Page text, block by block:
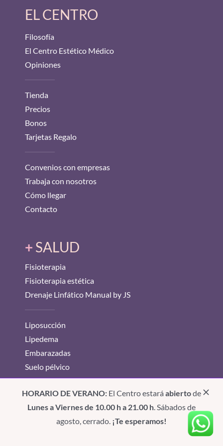
EL CENTRO
Filosofía
El Centro Estético Médico
Opiniones
Tienda
Precios
Bonos
Tarjetas Regalo
Convenios con empresas
Trabaja con nosotros
Cómo llegar
Contacto
+ SALUD
Fisioterapia
Fisioterapia estética
Drenaje Linfático Manual by JS
Liposucción
Lipedema
Embarazadas
Suelo pélvico
Cirugías plásticas
Mantenimiento preventivo
HORARIO DE VERANO: El Centro estará abiertode
Lunes a Viernes de 10.00 h a 21.00 h. Sábados de
agosto, cerrado. ¡Te esperamos!